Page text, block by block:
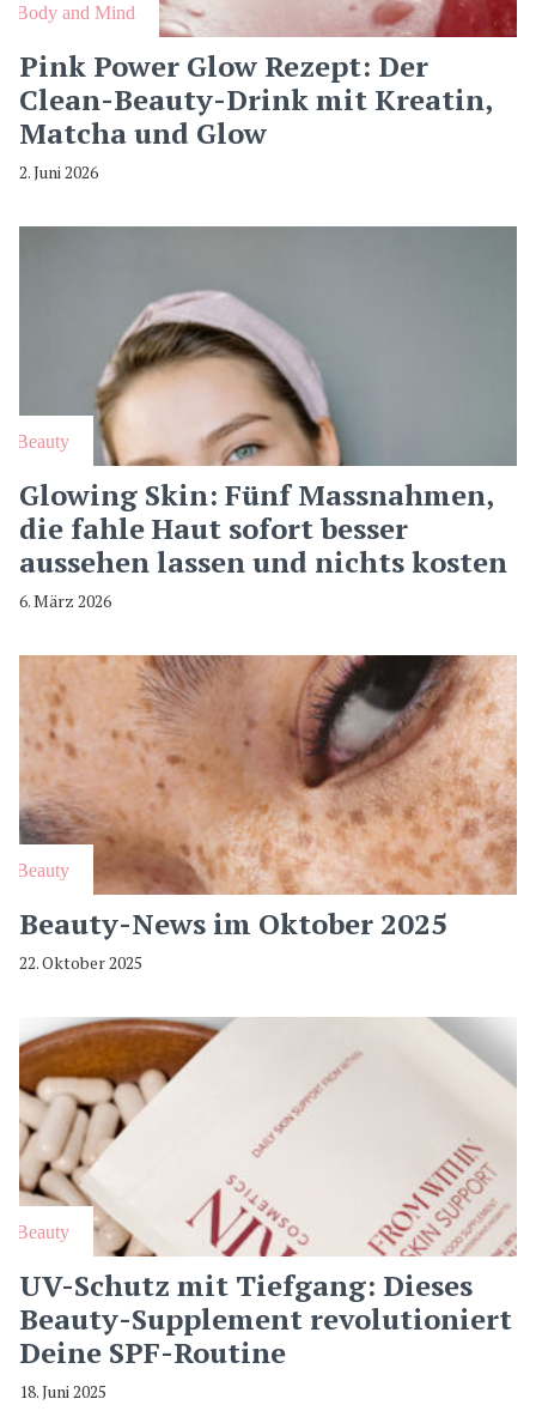
Body and Mind
Pink Power Glow Rezept: Der
Clean-Beauty-Drink mit Kreatin,
Matcha und Glow
2. Juni 2026
Beauty
Glowing Skin: Fünf Massnahmen,
die fahle Haut sofort besser
aussehen lassen und nichts kosten
6. März 2026
Beauty
Beauty-News im Oktober 2025
22. Oktober 2025
Beauty
UV-Schutz mit Tiefgang: Dieses
Beauty-Supplement revolutioniert
Deine SPF-Routine
18. Juni 2025